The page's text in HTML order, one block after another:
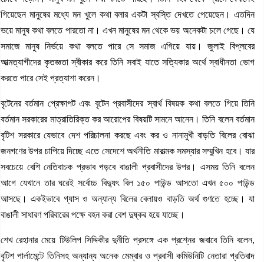
গিয়েছেন মানুষের মধ্যে মন খুলে কথা বলার একটা স্বস্তি দেখতে পেয়েছেন। এতদিন
ভয়ে মানুষ কথা বলতে পারতো না। এখন মানুষের মন থেকে ভয় অনেকটা চলে গেছে। যে
সমাজে মানুষ নির্ভয়ে কথা বলতে পারে সে সমাজ এগিয়ে যায়। জুলাই বিপ্লবের
আত্মত্যাগীদের কৃতজ্ঞতা স্বীকার করে তিনি সবাই যাতে সত্যিকার অর্থে স্বাধীনতা ভোগ
করতে পারে সেই প্রত্যাশা করেন।
বৃটেনের বর্তমান প্রেক্ষাপট এবং বৃটেন প্রবাসীদের স্বার্থ বিষয়ক কথা বলতে গিয়ে তিনি
বর্তমান সরকারের মাত্রাতিরিক্ত কর আরোপের বিষয়টি সামনে আনেন। তিনি বলেন বর্তমান
বৃটিশ সরকারে যেভাবে দেশ পরিচালনা করছে এবং কর ও নানামুখী বাড়তি বিলের বোঝা
জনগণের উপর চাপিয়ে দিচ্ছে এতে সেদেশে অর্থনীতি মারাত্মক সমস্যার সম্মুখিন হবে। যার
সবচেয়ে বেশি নেতিবাচক প্রভাব পড়বে বাঙালী প্রবাসীদের উপর। এসময় তিনি বলেন
আগে যেখানে তার ঘরেই সর্বোচ্চ বিদ্যুৎ বিল ১৫০ পাউন্ড আসতো এখন ৫০০ পাউন্ড
আসছে। একইভাবে গ্যাস ও অন্যান্য বিলের বেলায়ও বাড়তি অর্থ গুণতে হচ্ছে। যা
বাঙালী সাধারণ পরিবারের পক্ষে বহন করা বেশ দুষ্কর হয়ে যাচ্ছে।
শেখ রেহানার মেয়ে টিউলিপ সিদ্দিকীর দুর্নীতি প্রসঙ্গে এক প্রশ্নের জবাবে তিনি বলেন,
বৃটিশ পার্লামেন্টে তিনিসহ অন্যান্য অনেক মেম্বার ও প্রবাসী কমিউনিটি নেতারা প্রতিবাদ